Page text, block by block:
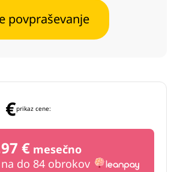
povpraševanje
€prikaz cene:
€ mesečno
na do 84 obrokov